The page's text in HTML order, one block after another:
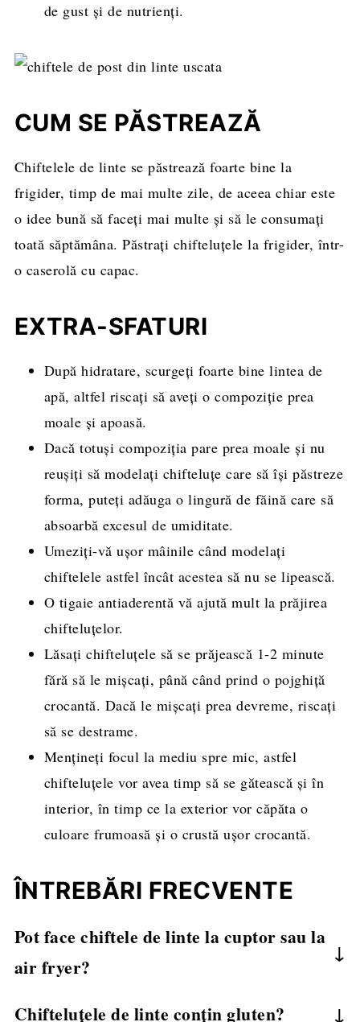
de gust și de nutrienți.
CUM SE PĂSTREAZĂ
Chiftelele de linte se păstrează foarte bine la
frigider, timp de mai multe zile, de aceea chiar este
o idee bună să faceți mai multe și să le consumați
toată săptămâna. Păstrați chifteluțele la frigider, într-
o caserolă cu capac.
EXTRA-SFATURI
După hidratare, scurgeți foarte bine lintea de
apă, altfel riscați să aveți o compoziție prea
moale și apoasă.
Dacă totuși compoziția pare prea moale și nu
reușiți să modelați chifteluțe care să își păstreze
forma, puteți adăuga o lingură de făină care să
absoarbă excesul de umiditate.
Umeziți-vă ușor mâinile când modelați
chiftelele astfel încât acestea să nu se lipească.
O tigaie antiaderentă vă ajută mult la prăjirea
chifteluțelor.
Lăsați chifteluțele să se prăjească 1-2 minute
fără să le mișcați, până când prind o pojghiță
crocantă. Dacă le mișcați prea devreme, riscați
să se destrame.
Mențineți focul la mediu spre mic, astfel
chifteluțele vor avea timp să se gătească și în
interior, în timp ce la exterior vor căpăta o
culoare frumoasă și o crustă ușor crocantă.
ÎNTREBĂRI FRECVENTE
Pot face chiftele de linte la cuptor sau la
air fryer?
Chifteluțele de linte conțin gluten?